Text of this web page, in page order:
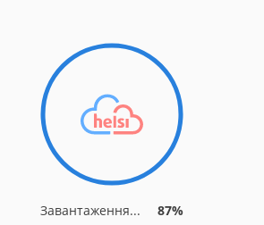
Завантаження... 94%